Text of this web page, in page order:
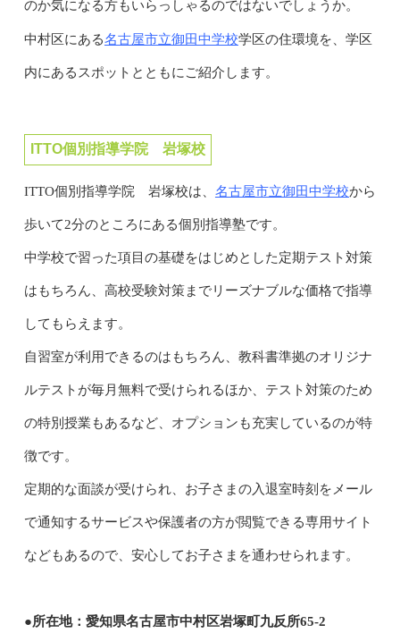
のか気になる方もいらっしゃるのではないでしょうか。
中村区にある名古屋市立御田中学校学区の住環境を、学区
内にあるスポットとともにご紹介します。
ITTO個別指導学院 岩塚校
ITTO個別指導学院 岩塚校は、 名古屋市立御田中学校から
歩いて2分のところにある個別指導塾です。
中学校で習った項目の基礎をはじめとした定期テスト対策
はもちろん、高校受験対策までリーズナブルな価格で指導
してもらえます。
自習室が利用できるのはもちろん、教科書準拠のオリジナ
ルテストが毎月無料で受けられるほか、テスト対策のため
の特別授業もあるなど、オプションも充実しているのが特
徴です。
定期的な面談が受けられ、お子さまの入退室時刻をメール
で通知するサービスや保護者の方が閲覧できる専用サイト
などもあるので、安心してお子さまを通わせられます。
●所在地：愛知県名古屋市中村区岩塚町九反所65-2